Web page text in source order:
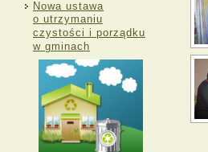
Nowa ustawa
o utrzymaniu
czystości i porządku
w gminach